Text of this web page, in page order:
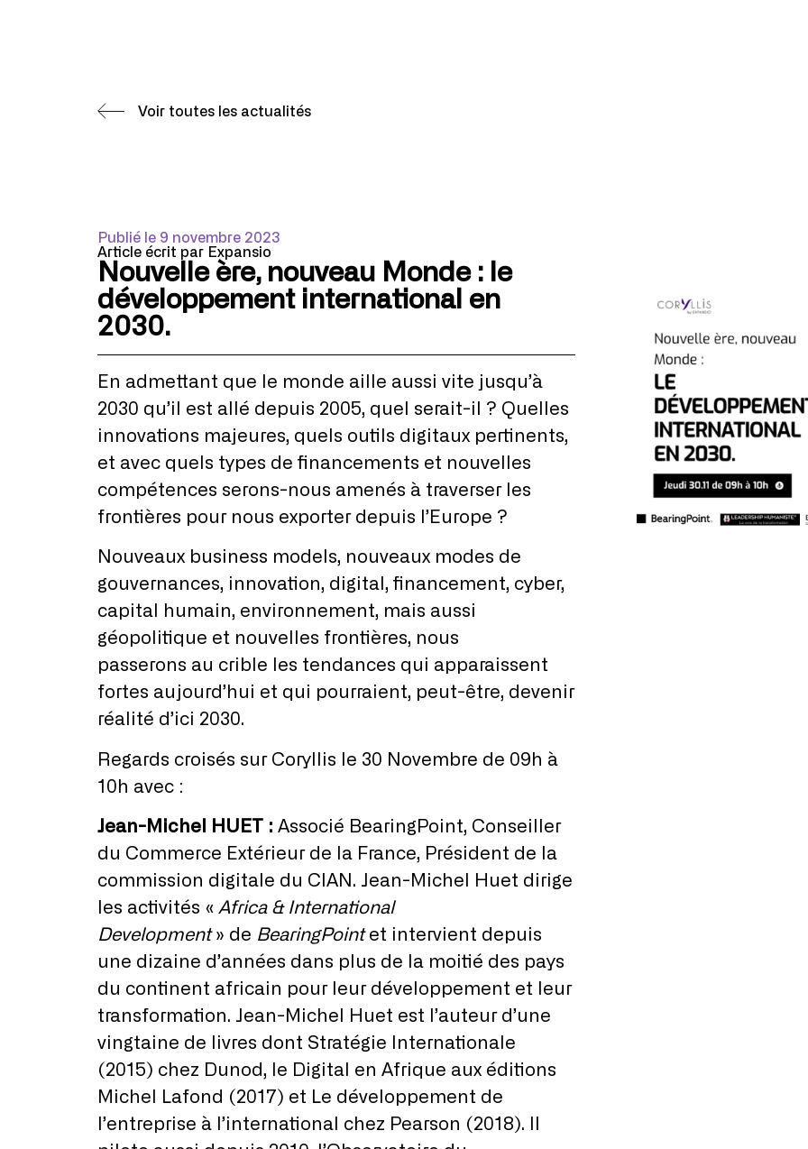
Voir toutes les actualités
Publié le 9 novembre 2023
Article écrit par Expansio
Nouvelle ère, nouveau Monde : le
développement international en
2030.
En admettant que le monde aille aussi vite jusqu’à
2030 qu’il est allé depuis 2005, quel serait-il ? Quelles
innovations majeures, quels outils digitaux pertinents,
et avec quels types de financements et nouvelles
compétences serons-nous amenés à traverser les
frontières pour nous exporter depuis l’Europe ?
Nouveaux business models, nouveaux modes de
gouvernances, innovation, digital, financement, cyber,
capital humain, environnement, mais aussi
géopolitique et nouvelles frontières, nous
passerons au crible les tendances qui apparaissent
fortes aujourd’hui et qui pourraient, peut-être, devenir
réalité d’ici 2030.
Regards croisés sur Coryllis le 30 Novembre de 09h à
10h avec :
Jean-Michel HUET : Associé BearingPoint, Conseiller
du Commerce Extérieur de la France, Président de la
commission digitale du CIAN. Jean-Michel Huet dirige
les activités « Africa & International
Development» de BearingPointet intervient depuis
une dizaine d’années dans plus de la moitié des pays
du continent africain pour leur développement et leur
transformation. Jean-Michel Huet est l’auteur d’une
vingtaine de livres dont Stratégie Internationale
(2015) chez Dunod, le Digital en Afrique aux éditions
Michel Lafond (2017) et Le développement de
l’entreprise à l’international chez Pearson (2018). Il